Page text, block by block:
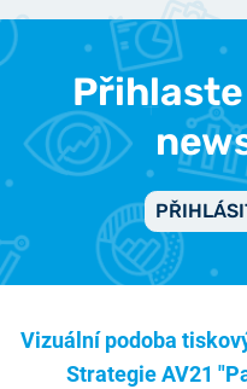
Vizuální podoba
Strategie AV21